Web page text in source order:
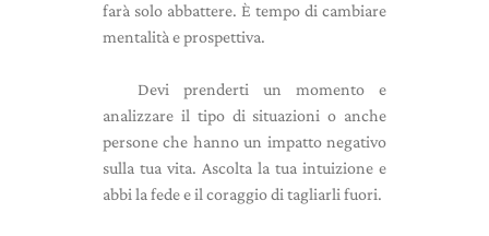
farà solo abbattere. È tempo di cambiare
mentalità e prospettiva.
Devi prenderti un momento e
analizzare il tipo di situazioni o anche
persone che hanno un impatto negativo
sulla tua vita. Ascolta la tua intuizione e
abbi la fede e il coraggio di tagliarli fuori.